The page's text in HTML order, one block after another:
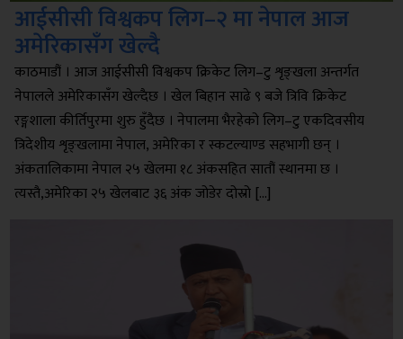
आईसीसी विश्वकप लिग–२ मा नेपाल आज
अमेरिकासँग खेल्दै
काठमाडौं । आज आईसीसी विश्वकप क्रिकेट लिग–टु शृङ्खला अन्तर्गत
नेपालले अमेरिकासँग खेल्दैछ । खेल बिहान साढे ९ बजे त्रिवि क्रिकेट
रङ्गशाला कीर्तिपुरमा शुरु हुँदैछ । नेपालमा भैरहेको लिग–टु एकदिवसीय
त्रिदेशीय शृङ्खलामा नेपाल, अमेरिका र स्कटल्याण्ड सहभागी छन् ।
अंकतालिकामा नेपाल २५ खेलमा १८ अंकसहित सातौं स्थानमा छ ।
त्यस्तै,अमेरिका २५ खेलबाट ३६ अंक जोडेर दोस्रो […]